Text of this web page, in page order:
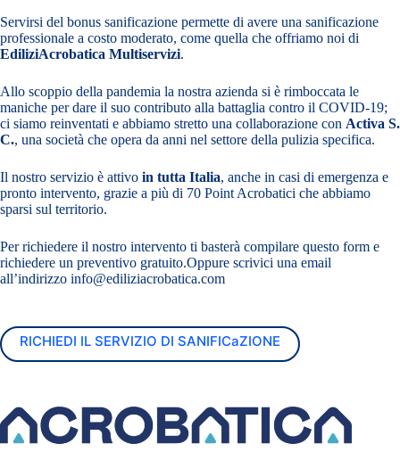
Servirsi del bonus sanificazione permette di avere una sanificazione
professionale a costo moderato, come quella che offriamo noi di
EdiliziAcrobatica Multiservizi.
Allo scoppio della pandemia la nostra azienda si è rimboccata le
maniche per dare il suo contributo alla battaglia contro il COVID-19;
ci siamo reinventati e abbiamo stretto una collaborazione con Activa S.
C., una società che opera da anni nel settore della pulizia specifica.
Il nostro servizio è attivo in tutta Italia, anche in casi di emergenza e
pronto intervento, grazie a più di 70 Point Acrobatici che abbiamo
sparsi sul territorio.
Per richiedere il nostro intervento ti basterà compilare questo form e
richiedere un preventivo gratuito.Oppure scrivici una email
all’indirizzo info@ediliziacrobatica.com
RICHIEDI IL SERVIZIO DI SANIFICaZIONE